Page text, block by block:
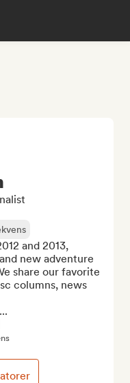
and 2013,
new adventure
share our favorite
columns, news